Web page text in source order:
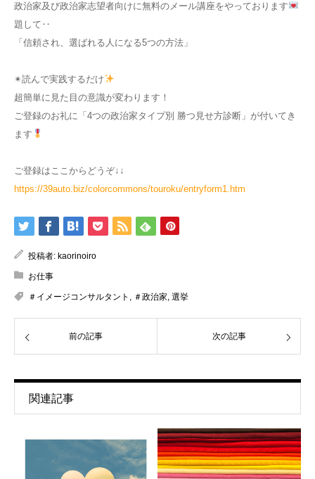
政治家及び政治家志望者向けに無料のメール講座をやっております
題して‥
「信頼され、選ばれる人になる5つの方法」
✴︎読んで実践するだけ
超簡単に見た目の意識が変わります！
ご登録のお礼に「4つの政治家タイプ別 勝つ見せ方診断」が付いてき
ます
ご登録はここからどうぞ↓↓
https://39auto.biz/colorcommons/touroku/entryform1.htm
投稿者: kaorinoiro
お仕事
＃イメージコンサルタント , ＃政治家, 選挙
前の記事 次の記事
関連記事